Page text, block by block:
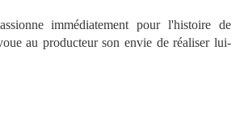
immédiatement pour l'histoire de
au producteur son envie de réaliser lui-